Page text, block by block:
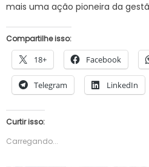
mais uma ação pioneira da
Compartilhe isso:
18+ Facebook
Telegram LinkedIn
Curtir isso:
Carregando...